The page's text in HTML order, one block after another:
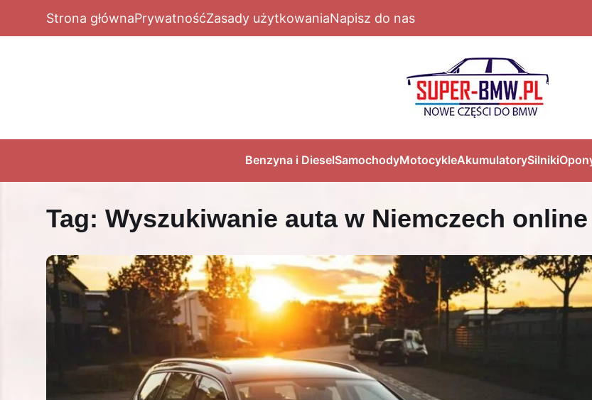
Strona głównaPrywatnośćZasady użytkowaniaNapisz do nas
Benzyna i DieselSamochodyMotocykleAkumulatorySilniki
Tag: Wyszukiwanie auta w Niemczech online